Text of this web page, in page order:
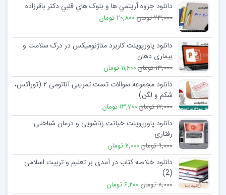
دانلود جزوه آريتمي ها و بلوک هاي قلبي دکتر باقرزاده
23,000 تومان 20,800 تومان
دانلود پاورپوینت کاربرد متاژنومیکس در درک سلامت و
بیماری دهان
13,000 تومان 11,600 تومان
دانلود مجموعه سوالات تست تمرینی آناتومی ۲ (توراکس،
شکم و لگن)
17,000 تومان 13,700 تومان
دانلود پاورپوینت خیانت زناشویی و درمان شناختی-
رفتاری
9,000 تومان 7,000 تومان
دانلود خلاصه کتاب در آمدی بر تعلیم و تربیت اسلامی
(2)
8,000 تومان 6,200 تومان